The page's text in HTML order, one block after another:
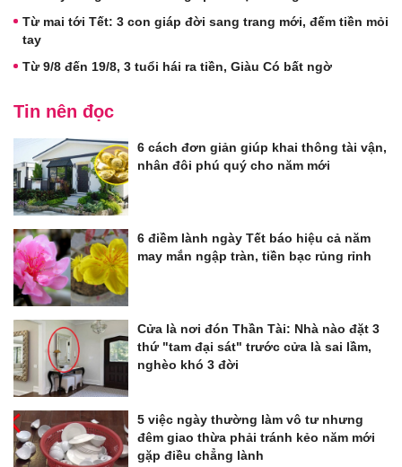
Từ mai tới Tết: 3 con giáp đời sang trang mới, đếm tiền mỏi
tay
Từ 9/8 đến 19/8, 3 tuổi hái ra tiền, Giàu Có bất ngờ
Tin nên đọc
6 cách đơn giản giúp khai thông tài vận,
nhân đôi phú quý cho năm mới
6 điềm lành ngày Tết báo hiệu cả năm
may mắn ngập tràn, tiền bạc rủng rỉnh
Cửa là nơi đón Thần Tài: Nhà nào đặt 3
thứ "tam đại sát" trước cửa là sai lầm,
nghèo khó 3 đời
5 việc ngày thường làm vô tư nhưng
đêm giao thừa phải tránh kẻo năm mới
gặp điều chẳng lành